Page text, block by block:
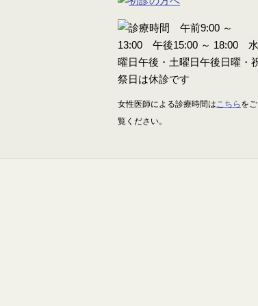
女性医師による診療時間はこちら をご
覧ください。